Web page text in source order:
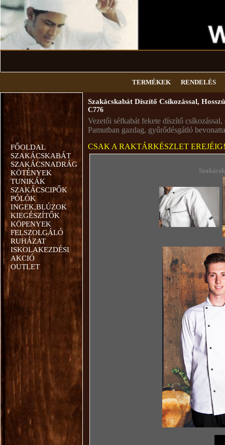
TERMÉKEK RENDELÉS
FŐOLDAL
SZAKÁCSKABÁT
SZAKÁCSNADRÁG
KÖTÉNYEK
TUNIKÁK
SZAKÁCSCIPŐK
PÓLÓK
INGEK,BLÚZOK
KIEGÉSZÍTŐK
KÖPENYEK
FELSZOLGÁLÓ
RUHÁZAT
ISKOLAKEZDÉSI
AKCIÓ
OUTLET
Szakácskabát Díszítő Csíkozással,
C776
Vezetői séfkabát fekete díszítő
Pamutban gazdag, gyűrődésgátló
CSAK A RAKTÁRKÉSZLET